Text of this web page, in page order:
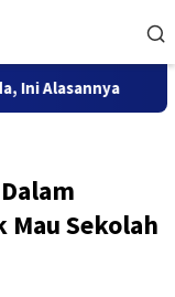
9 Desa
Mau Sekolah